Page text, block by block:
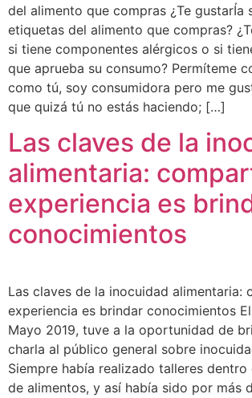
del alimento que compras ¿Te gustarÍa
etiquetas del alimento que compras?
si tiene componentes alérgicos o si
que aprueba su consumo? Permíteme
como tú, soy consumidora pero me
que quizá tú no estás haciendo; […]
Las claves de la
alimentaria:
experiencia es
conocimientos
Las claves de la inocuidad alimentaria:
experiencia es brindar conocimientos
Mayo 2019, tuve a la oportunidad de
charla al público general sobre
Siempre había realizado talleres dentro
de alimentos, y así había sido por más